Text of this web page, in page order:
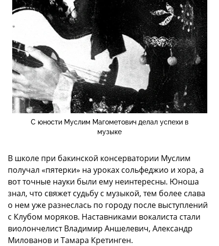
С юности Муслим Магометович делал успехи в
музыке
В школе при бакинской консерватории Муслим
получал «пятерки» на уроках сольфеджио и хора, а
вот точные науки были ему неинтересны. Юноша
знал, что свяжет судьбу с музыкой, тем более слава
о нем уже разнеслась по городу после выступлений
с Клубом моряков. Наставниками вокалиста стали
виолончелист Владимир Аншелевич, Александр
Милованов и Тамара Кретинген.